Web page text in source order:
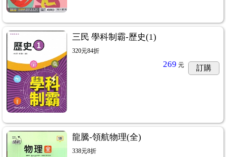
三民 學科制霸-歷史(1)
320元84折
269 元 訂購
龍騰-領航物理(全)
338元8折